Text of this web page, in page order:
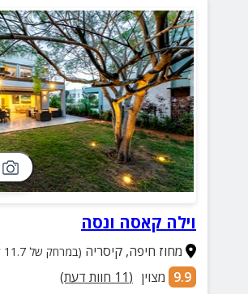
וילה קאסה ונסה
מחוז חיפה,קיסריה (במרחק של 11.7 ק"מ)
9.9 מצוין (
11 חוות דעת)